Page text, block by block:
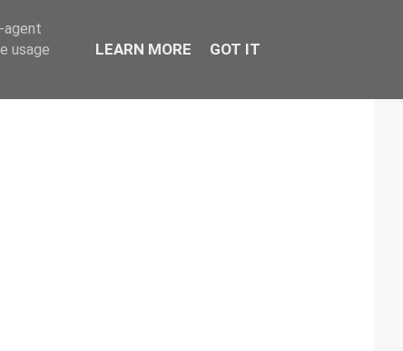
agent
usage
LEARN MORE GOT IT